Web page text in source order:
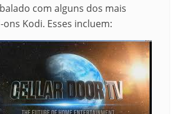
com alguns dos mais
Kodi. Esses incluem: